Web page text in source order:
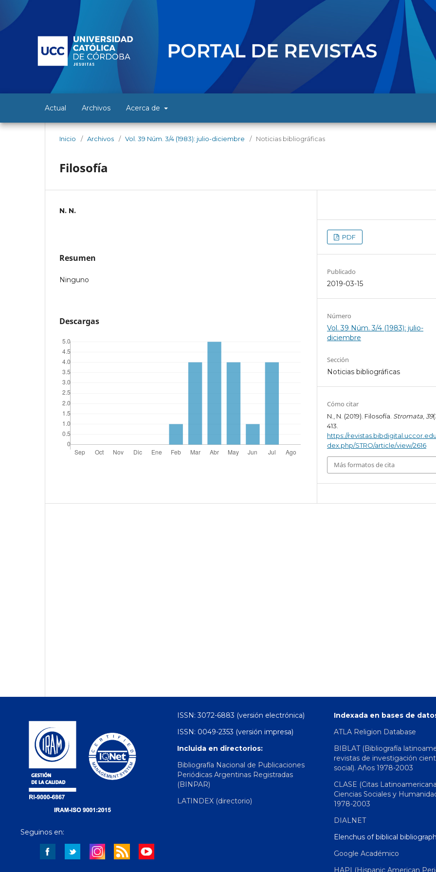
Actual Archivos Acerca de
Inicio / Archivos / Vol. 39 Núm. 3/4 (1983): julio-diciembre / Noticias bibliográficas
Filosofía
N. N.
Resumen
Ninguno
Descargas
PDF
Publicado
2019-03-15
Número
Vol. 39 Núm. 3/4 (1983): julio-
diciembre
Sección
Noticias bibliográficas
Cómo citar
N., N. (2019). Filosofía. Stromata ,39
413.
https://
dex.php/STRO/article/view/2616
Más formatos de cita
Seguinos en:
ISSN: 3072-6883 (versión electrónica)
ISSN: 0049-2353 (versión impresa)
Incluida en directorios:
Bibliografía Nacional de Publicaciones
Periódicas Argentinas Registradas
(BINPAR)
LATINDEX (directorio)
Indexada en bases de
ATLA Religion Database
BIBLAT (Bibliografía
revistas de investigación
social). Años 1978-2003
CLASE (Citas
Ciencias Sociales y
1978-2003
DIALNET
Elenchus of biblical
Google Académico
HAPI (Hispanic American